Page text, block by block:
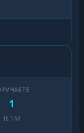
1
15,1 M